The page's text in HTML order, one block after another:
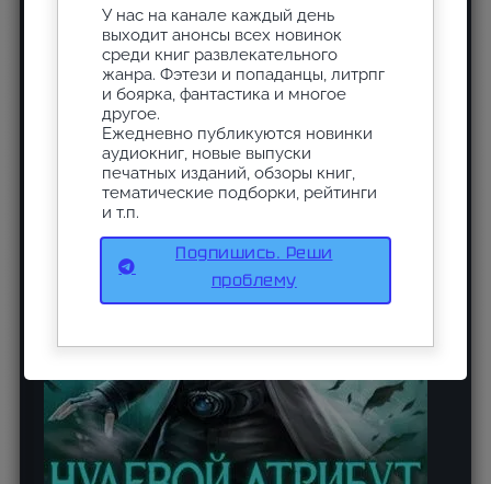
У нас на канале каждый день
выходит анонсы всех новинок
среди книг развлекательного
жанра. Фэтези и попаданцы, литрпг
и боярка, фантастика и многое
другое.
Ежедневно публикуются новинки
аудиокниг, новые выпуски
печатных изданий, обзоры книг,
тематические подборки, рейтинги
и т.п.
Подпишись. Реши
проблему